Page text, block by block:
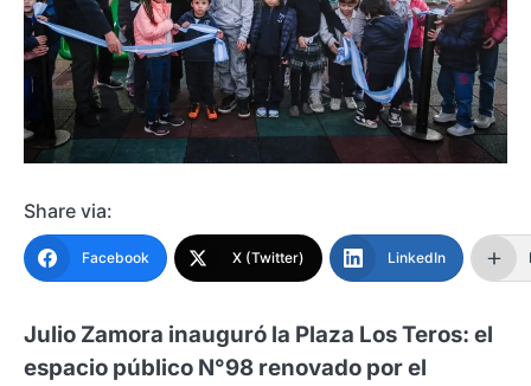
Share via:
Facebook X (Twitter) LinkedIn
Julio Zamora inauguró la Plaza Los Teros: el
espacio público N°98 renovado por el